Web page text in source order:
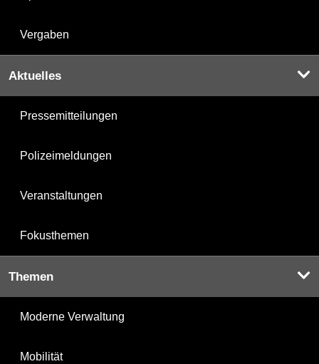
Vergaben
Aktuelles
Pressemitteilungen
Polizeimeldungen
Veranstaltungen
Fokusthemen
Themen
Moderne Verwaltung
Mobilität